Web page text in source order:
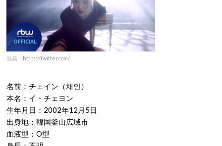
出典：https://twitter.com/
名前：チェイン（채인）
本名：イ・チェヨン
生年月日：2002年12月5日
出身地：韓国釜山広域市
血液型：O型